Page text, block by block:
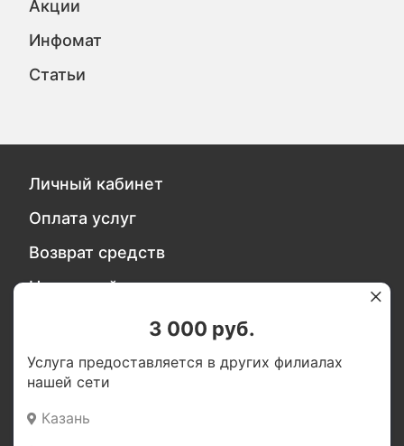
3 000 руб.
Услуга предоставляется в других филиалах
нашей сети
Казань
Акции
Инфомат
Статьи
Личный кабинет
Оплата услуг
Возврат средств
Налоговый вычет за медицинские услуги
Политика безопасности персональных